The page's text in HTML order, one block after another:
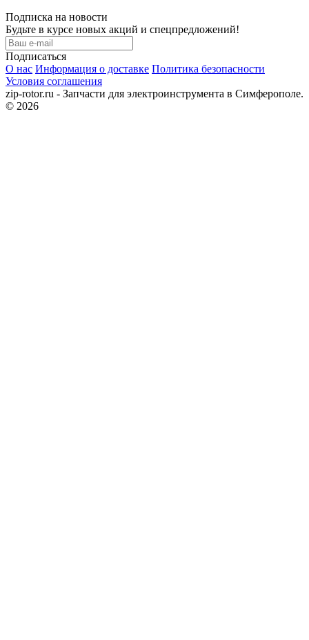
Подписка на новости
Будьте в курсе новых акций и спецпредложений!
Подписаться
О нас Информация о доставке Политика безопасности
Условия соглашения
zip-rotor.ru - Запчасти для электроинструмента в Симферополе.
© 2026